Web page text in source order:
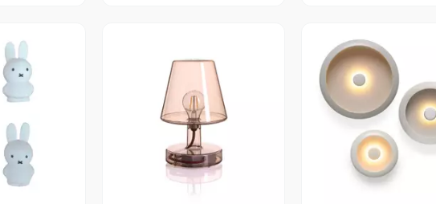
Vista Previa Vista Previa